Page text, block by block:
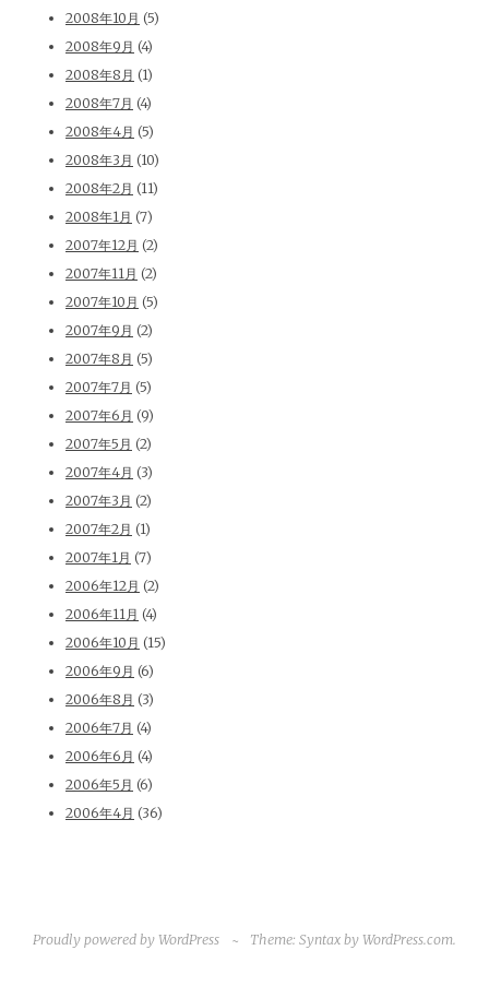
2008年10月 (5)
2008年9月 (4)
2008年8月 (1)
2008年7月 (4)
2008年4月 (5)
2008年3月 (10)
2008年2月 (11)
2008年1月 (7)
2007年12月 (2)
2007年11月 (2)
2007年10月 (5)
2007年9月 (2)
2007年8月 (5)
2007年7月 (5)
2007年6月 (9)
2007年5月 (2)
2007年4月 (3)
2007年3月 (2)
2007年2月 (1)
2007年1月 (7)
2006年12月 (2)
2006年11月 (4)
2006年10月 (15)
2006年9月 (6)
2006年8月 (3)
2006年7月 (4)
2006年6月 (4)
2006年5月 (6)
2006年4月 (36)
Proudly powered by WordPress ~ Theme: Syntax by WordPress.com